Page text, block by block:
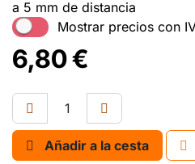
a 5 mm de distancia
Mostrar precios con
6,80€
Añadir a la cesta